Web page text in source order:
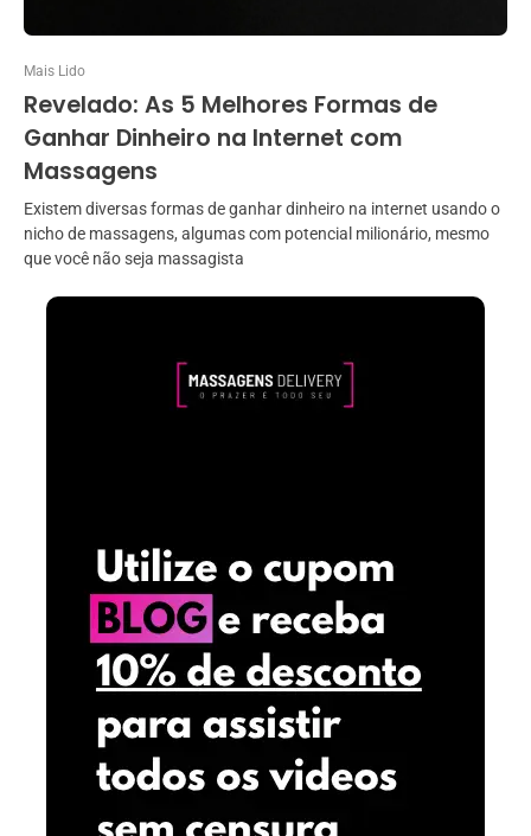
Mais Lido
Revelado: As 5 Melhores Formas de
Ganhar Dinheiro na Internet com
Massagens
Existem diversas formas de ganhar dinheiro na internet usando o
nicho de massagens, algumas com potencial milionário, mesmo
que você não seja massagista